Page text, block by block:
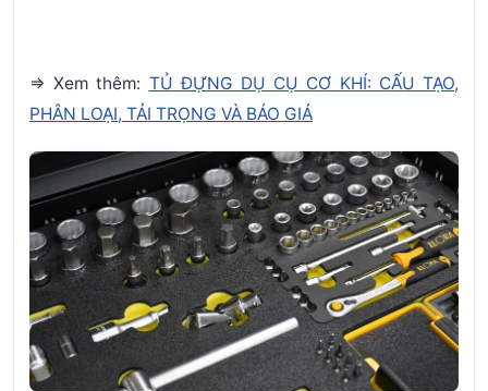
=> Xem thêm: TỦ ĐỰNG DỤ CỤ CƠ KHÍ: CẤU TẠO,
PHÂN LOẠI, TẢI TRỌNG VÀ BÁO GIÁ